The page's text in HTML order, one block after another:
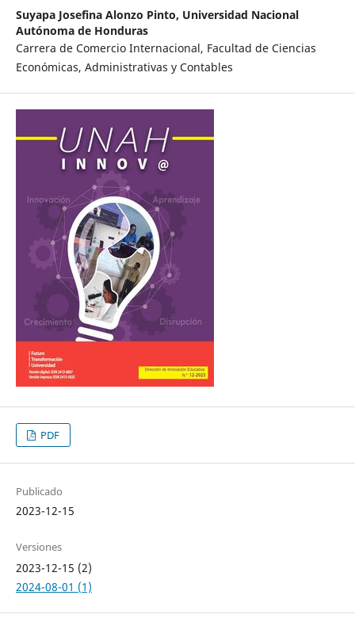
Suyapa Josefina Alonzo Pinto, Universidad Nacional
Autónoma de Honduras
Carrera de Comercio Internacional, Facultad de Ciencias
Económicas, Administrativas y Contables
PDF
Publicado
2023-12-15
Versiones
2023-12-15 (2)
2024-08-01 (1)